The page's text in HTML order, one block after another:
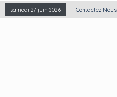
samedi 27 juin 2026 Contactez Nous